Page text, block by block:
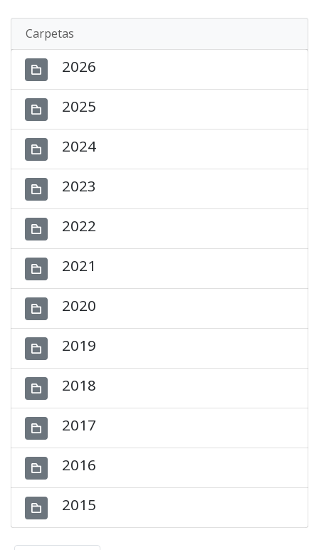
Carpetas
2026
2025
2024
2023
2022
2021
2020
2019
2018
2017
2016
2015